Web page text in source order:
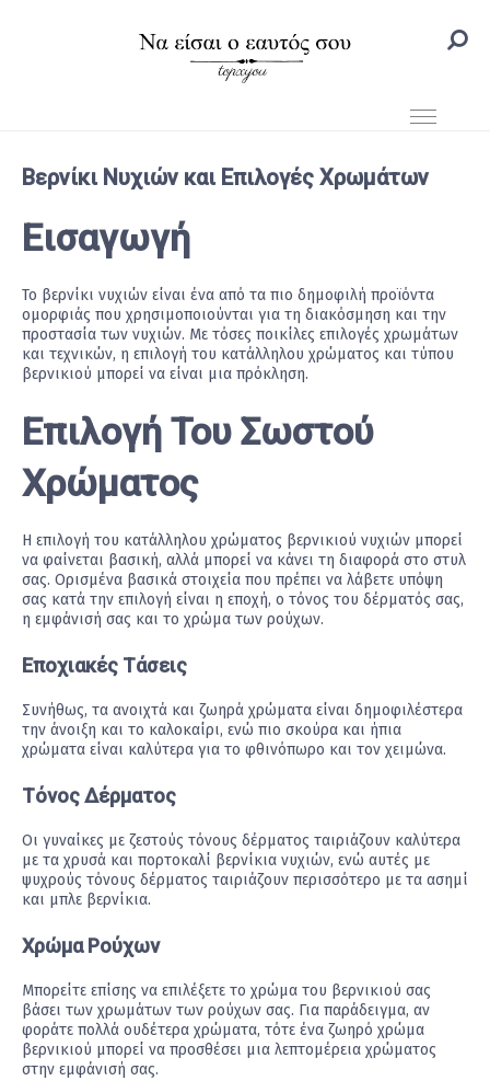
Βερνίκι Νυχιών και Επιλογές Χρωμάτων
Εισαγωγή
Το βερνίκι νυχιών είναι ένα από τα πιο δημοφιλή προϊόντα
ομορφιάς που χρησιμοποιούνται για τη διακόσμηση και την
προστασία των νυχιών. Με τόσες ποικίλες επιλογές χρωμάτων
και τεχνικών, η επιλογή του κατάλληλου χρώματος και τύπου
βερνικιού μπορεί να είναι μια πρόκληση.
Επιλογή Του Σωστού
Χρώματος
Η επιλογή του κατάλληλου χρώματος βερνικιού νυχιών μπορεί
να φαίνεται βασική, αλλά μπορεί να κάνει τη διαφορά στο στυλ
σας. Ορισμένα βασικά στοιχεία που πρέπει να λάβετε υπόψη
σας κατά την επιλογή είναι η εποχή, ο τόνος του δέρματός σας,
η εμφάνισή σας και το χρώμα των ρούχων.
Εποχιακές Τάσεις
Συνήθως, τα ανοιχτά και ζωηρά χρώματα είναι δημοφιλέστερα
την άνοιξη και το καλοκαίρι, ενώ πιο σκούρα και ήπια
χρώματα είναι καλύτερα για το φθινόπωρο και τον χειμώνα.
Τόνος Δέρματος
Οι γυναίκες με ζεστούς τόνους δέρματος ταιριάζουν καλύτερα
με τα χρυσά και πορτοκαλί βερνίκια νυχιών, ενώ αυτές με
ψυχρούς τόνους δέρματος ταιριάζουν περισσότερο με τα ασημί
και μπλε βερνίκια.
Χρώμα Ρούχων
Μπορείτε επίσης να επιλέξετε το χρώμα του βερνικιού σας
βάσει των χρωμάτων των ρούχων σας. Για παράδειγμα, αν
φοράτε πολλά ουδέτερα χρώματα, τότε ένα ζωηρό χρώμα
βερνικιού μπορεί να προσθέσει μια λεπτομέρεια χρώματος
στην εμφάνισή σας.